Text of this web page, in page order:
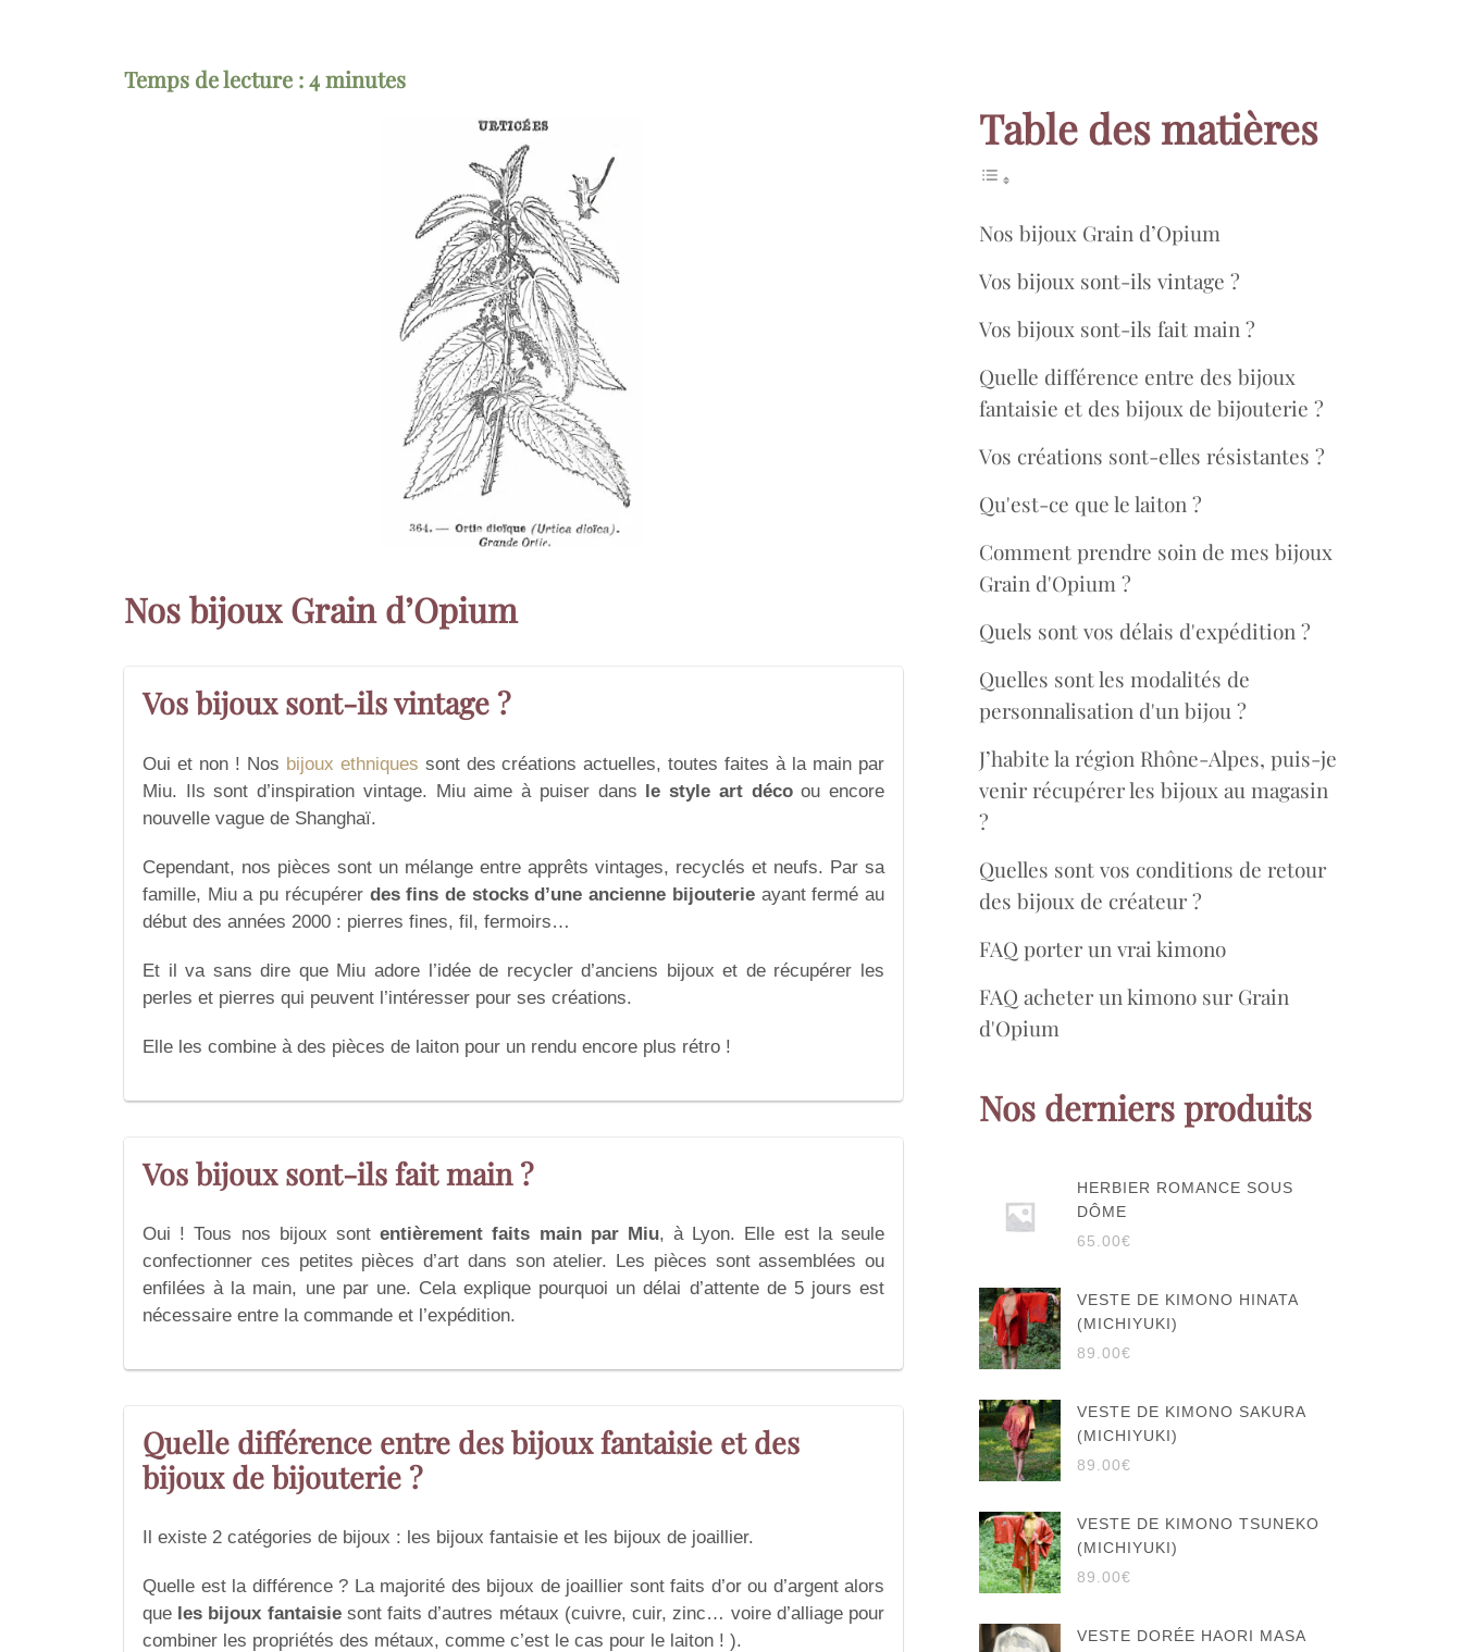
Temps de lecture :4minutes
Nos bijoux Grain d’Opium
Vos bijoux sont-ils vintage ?
Oui et non ! Nos bijoux ethniques sont des créations actuelles, toutes faites à la main par
Miu. Ils sont d’inspiration vintage. Miu aime à puiser dans le style art décoou encore
nouvelle vague de Shanghaï.
Cependant, nos pièces sont un mélange entre apprêts vintages, recyclés et neufs. Par sa
famille, Miu a pu récupérerdes fins de stocks d’une ancienne bijouterie ayant fermé au
début des années 2000 : pierres fines, fil, fermoirs…
Et il va sans dire que Miu adore l’idée de recycler d’anciens bijoux et de récupérer les
perles et pierres qui peuvent l’intéresser pour ses créations.
Elle les combine à des pièces de laiton pour un rendu encore plus rétro !
Vos bijoux sont-ils fait main ?
Oui ! Tous nos bijoux sontentièrement faits main par Miu, à Lyon. Elle est la seule
confectionner ces petites pièces d’art dans son atelier. Les pièces sont assemblées ou
enfilées à la main, une par une. Cela explique pourquoi un délai d’attente de 5 jours est
nécessaire entre la commande et l’expédition.
Quelle différence entre des bijoux fantaisie et des
bijoux de bijouterie ?
Il existe 2 catégories de bijoux : les bijoux fantaisie et les bijoux de joaillier.
Quelle est la différence ? La majorité des bijoux de joaillier sont faits d’or ou d’argent alors
que les bijoux fantaisiesont faits d’autres métaux (cuivre, cuir, zinc… voire d’alliage pour
combiner les propriétés des métaux, comme c’est le cas pour le laiton ! ).
Table des matières
Nos bijoux Grain d’Opium
Vos bijoux sont-ils vintage ?
Vos bijoux sont-ils fait main ?
Quelle différence entre des bijoux
fantaisie et des bijoux de bijouterie ?
Vos créations sont-elles résistantes ?
Qu'est-ce que le laiton ?
Comment prendre soin de mes bijoux
Grain d'Opium ?
Quels sont vos délais d'expédition ?
Quelles sont les modalités de
personnalisation d'un bijou ?
J’habite la région Rhône-Alpes, puis-je
venir récupérer les bijoux au magasin
?
Quelles sont vos conditions de retour
des bijoux de créateur ?
FAQ porter un vrai kimono
FAQ acheter un kimono sur Grain
d'Opium
Nos derniers produits
HERBIER ROMANCE SOUS
DÔME
65.00€
VESTE DE KIMONO HINATA
(MICHIYUKI)
89.00€
VESTE DE KIMONO SAKURA
(MICHIYUKI)
89.00€
VESTE DE KIMONO TSUNEKO
(MICHIYUKI)
89.00€
VESTE DORÉE HAORI MASA